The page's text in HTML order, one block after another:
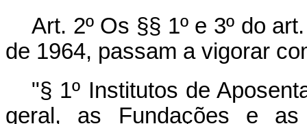
Art. 2º Os §§ 1º e 3º do
de 1964, passam a vigorar
"§ 1º Institutos de
geral, as Fundações e as